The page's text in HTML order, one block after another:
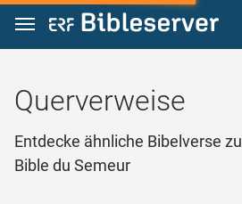
Zum Inhalt springen
Querverweise
Entdecke ähnliche Bibelverse zu
Bible du Semeur